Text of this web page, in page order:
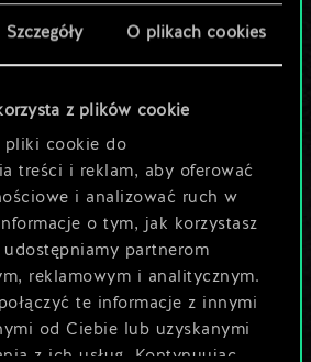
Szczegóły O plikach cookies
z plików cookie
pliki cookie do
treści i reklam, aby oferować
i analizować ruch w
o tym, jak korzystasz
partnerom
reklamowym i analitycznym.
te informacje z innymi
od Ciebie lub uzyskanymi
z ich usług. Kontynuując
grać tą talią?
jej
i opisz swoją strategię